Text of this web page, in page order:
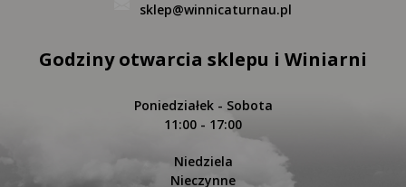
sklep@winnicaturnau.pl
Godziny otwarcia sklepu i Winiarni
Poniedziałek - Sobota
11:00 - 17:00
Niedziela
Nieczynne